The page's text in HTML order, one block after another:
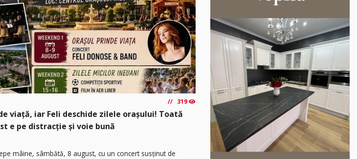
319
viață, iar Feli deschide zilele orașului! Toată
e pe distracție și voie bună
mâine, sâmbătă, 8 august, cu un concert susținut de